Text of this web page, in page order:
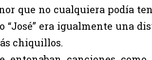
que no cualquiera podía
“José” era igualmente una
chiquillos.